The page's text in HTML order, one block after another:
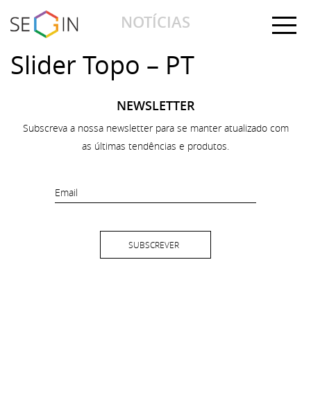
NOTÍCIAS
Slider Topo – PT
NEWSLETTER
Subscreva a nossa newsletter para se manter atualizado com
as últimas tendências e produtos.